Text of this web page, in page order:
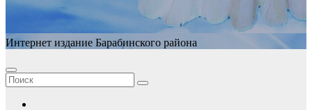
Интернет издание Барабинского района